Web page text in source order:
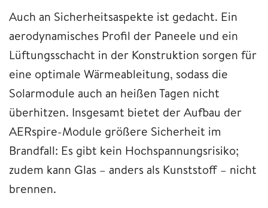
Auch an Sicherheitsaspekte ist gedacht. Ein
aerodynamisches Profil der Paneele und ein
Lüftungsschacht in der Konstruktion sorgen für
eine optimale Wärmeableitung, sodass die
Solarmodule auch an heißen Tagen nicht
überhitzen. Insgesamt bietet der Aufbau der
AERspire-Module größere Sicherheit im
Brandfall: Es gibt kein Hochspannungsrisiko;
zudem kann Glas – anders als Kunststoff – nicht
brennen.